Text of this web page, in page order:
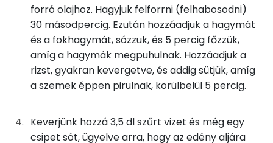
21g lime 5 kcal
Összesen 678 kcal
Összesen 20.2 g
Zsír
Összesen
22.5 g
Egyszeresen telítetlen zsírsav:
12 g
forró olajhoz. Hagyjuk felforrni (felhabosodni)
30 másodpercig. Ezután hozzáadjuk a hagymát
és a fokhagymát, sózzuk, és 5 percig főzzük,
amíg a hagymák megpuhulnak. Hozzáadjuk a
rizst, gyakran kevergetve, és addig sütjük, amíg
a szemek éppen pirulnak, körülbelül 5 percig.
Keverjünk hozzá 3,5 dl szűrt vizet és még egy
csipet sót, ügyelve arra, hogy az edény aljára